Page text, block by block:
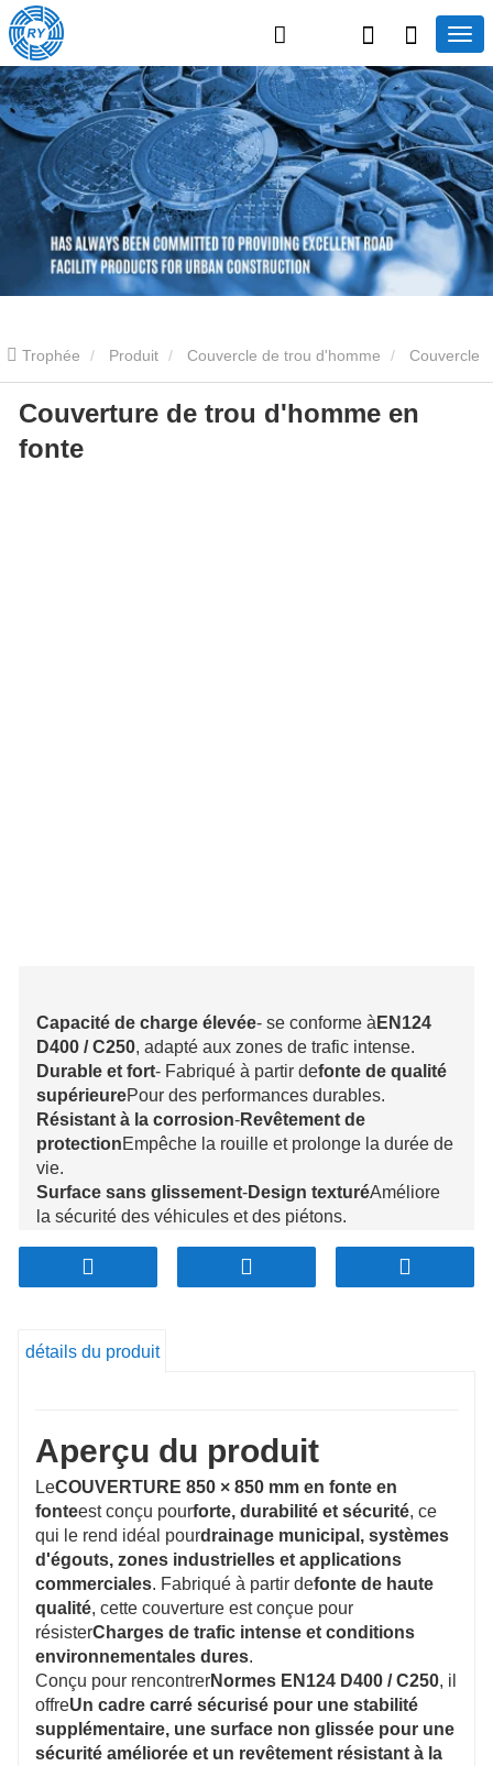
Trophée Produit Couvercle de trou d'homme Couvercle
de trou d'homme en fonte Couverture de trou d'homme en fonte
Couverture de trou d'homme en
fonte
Capacité de charge élevée- se conforme à EN124
D400 / C250, adapté aux zones de trafic intense.
Durable et fort- Fabriqué à partir defonte de qualité
supérieurePour des performances durables.
Résistant à la corrosion-Revêtement de
protectionEmpêche la rouille et prolonge la durée de
vie.
Surface sans glissement-Design texturéAméliore
la sécurité des véhicules et des piétons.
Assure la stabilité et empêche le mouvement.
Applications polyvalentes- Idéal pourRoutes
détails du produit
Aperçu du produit
LeCOUVERTURE 850 × 850 mm en fonte en
fonteest conçu pourforte, durabilité et sécurité, ce
qui le rend idéal pourdrainage municipal, systèmes
d'égouts, zones industrielles et applications
commerciales. Fabriqué à partir defonte de haute
qualité, cette couverture est conçue pour
résisterCharges de trafic intense et conditions
environnementales dures.
Conçu pour rencontrerNormes EN124 D400 / C250, il
offreUn cadre carré sécurisé pour une stabilité
supplémentaire, une surface non glissée pour une
sécurité améliorée et un revêtement résistant à la